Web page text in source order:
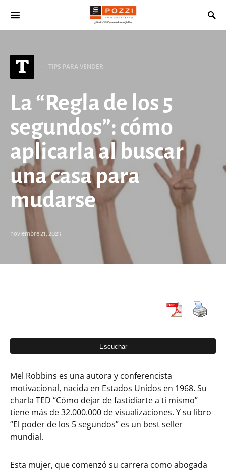
Search for:
T TIPS PARA VENDER
La “Regla de los 5
segundos”: cómo
aplicarla al buscar
una casa para
mudarse
noviembre 21, 2023
Mel Robbins es una autora y conferencista
motivacional, nacida en Estados Unidos en 1968. Su
charla TED “Cómo dejar de fastidiarte a ti mismo”
tiene más de 32.000.000 de visualizaciones. Y su libro
“El poder de los 5 segundos” es un best seller
mundial.
Esta mujer, que comenzó su carrera como abogada